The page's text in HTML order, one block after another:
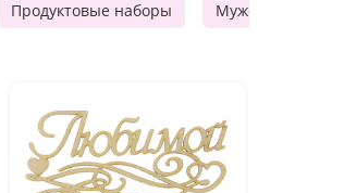
Продуктовые наборы Мужские